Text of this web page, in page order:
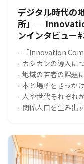
デジタル時代の
所」―
ンインタビュー
- 「Innovation
- カシカンの導入に
- 地域の若者の課題
- 本と場所をきっか
- 人や世代それぞれ
- 関係人口を生み出